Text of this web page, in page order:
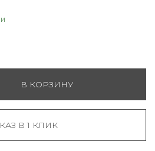
В КОРЗИНУ
В 1 КЛИК